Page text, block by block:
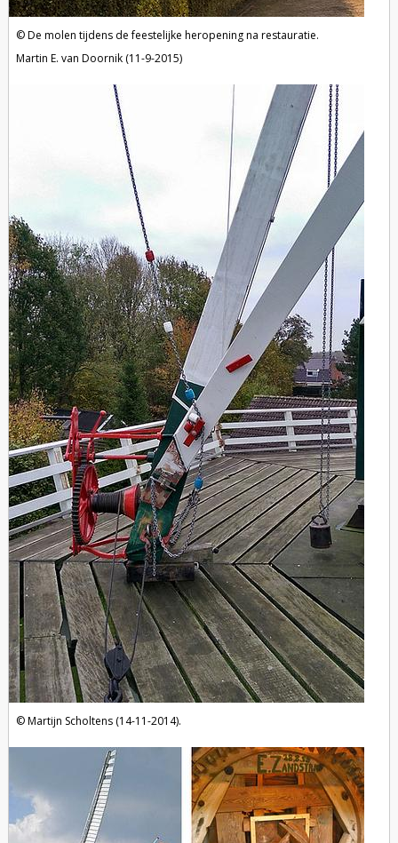
De molen tijdens de feestelijke heropening na restauratie.
Martin E. van Doornik (11-9-2015)
Martijn Scholtens (14-11-2014).